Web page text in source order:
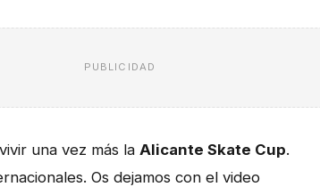
PUBLICIDAD
una vez más la Alicante Skate Cup.
Os dejamos con el video